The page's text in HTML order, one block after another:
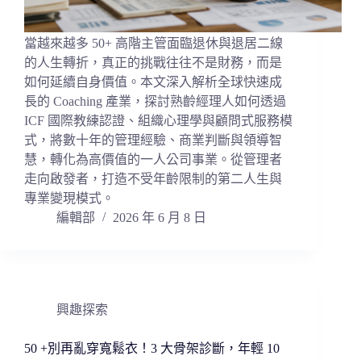
當越來越多 50+ 高階主管面臨退休與退居二線
的人生轉折，真正的挑戰往往不是財務，而是
如何延續自身價值。本文深入解析全球快速成
長的 Coaching 產業，探討熟齡經理人如何透過
ICF 國際教練認證、組織心理學與顧問式服務模
式，將數十年的管理經驗、商業判斷與領導智
慧，轉化為高價值的一人公司事業。從管理者
走向啟發者，打造不受年齡限制的第二人生與
專業變現模式。
編輯部
2026 年 6 月 8 日
興趣探索
50 +別再亂穿寬鬆衣！3 大骨架診斷，年輕 10